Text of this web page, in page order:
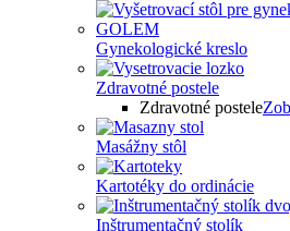
Gynekologické kreslo
Zdravotné postele
Zdravotné postele
Masážny stôl
Kartotéky do ordinácie
Inštrumentačný stolík